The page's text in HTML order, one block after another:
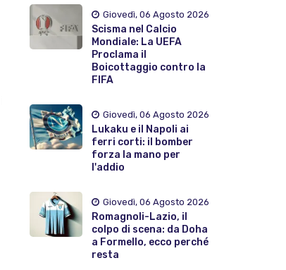
Giovedì, 06 Agosto 2026
Scisma nel Calcio
Mondiale: La UEFA
Proclama il
Boicottaggio contro la
FIFA
Giovedì, 06 Agosto 2026
Lukaku e il Napoli ai
ferri corti: il bomber
forza la mano per
l'addio
Giovedì, 06 Agosto 2026
Romagnoli-Lazio, il
colpo di scena: da Doha
a Formello, ecco perché
resta